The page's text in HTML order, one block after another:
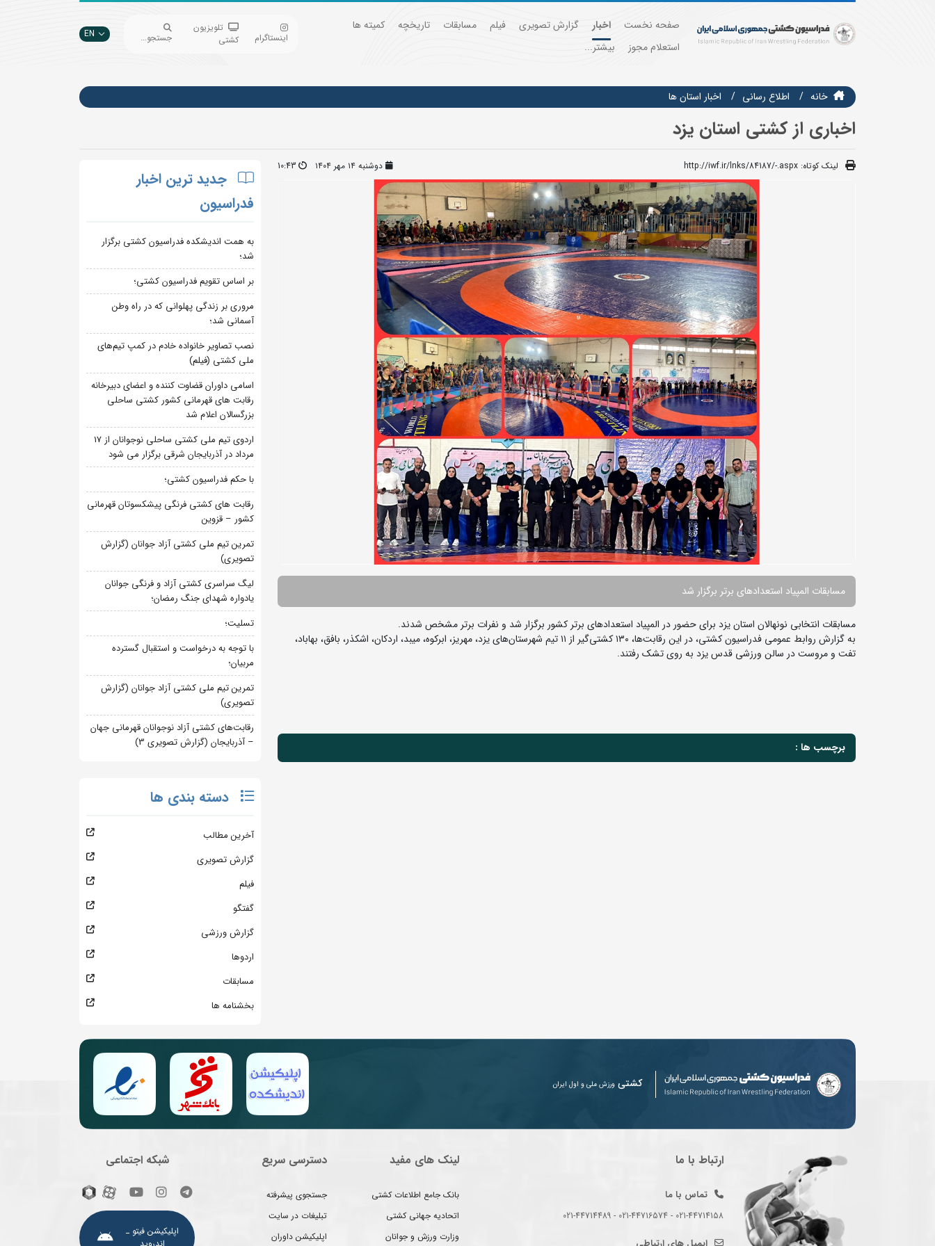
صفحه نخست اخبار گزارش تصویری فیلم مسابقات تاریخچه
کمیته ها
استعلام مجوز
بیشتر...
اینستاگرام
تلویزیون
کشتی
جستجو... EN
خانه اطلاع رسانی اخبار استان ها
اخباری از کشتی استان یزد
لینک کوتاه: http://iwf.ir/lnks/84187/-.aspx دوشنبه ۱۴ مهر ۱۴۰۴ 10:43
مسابقات المپیاد استعدادهای برتر برگزار شد
مسابقات انتخابی نونهالان استان یزد برای حضور در المپیاد استعدادهای برتر کشور برگزار شد و نفرات برتر مشخص شدند.
به گزارش روابط عمومی فدراسیون کشتی، در این رقابت‌ها، ۱۳۰ کشتی‌گیر از ۱۱ تیم شهرستان‌های یزد، مهریز، ابرکوه، میبد، اردکان، اشکذر، بافق، بهاباد،
تفت و مروست در سالن ورزشی قدس یزد به روی تشک رفتند.
برچسب ها :
جدید ترین اخبار
فدراسیون
به همت اندیشکده فدراسیون کشتی برگزار
شد؛
بر اساس تقویم فدراسیون کشتی؛
مروری بر زندگی پهلوانی که در راه وطن
آسمانی شد؛
نصب تصاویر خانواده خادم در کمپ تیم‌های
ملی کشتی (فیلم)
اسامی داوران قضاوت کننده و اعضای دبیرخانه
رقابت های قهرمانی کشور کشتی ساحلی
بزرگسالان اعلام شد
اردوی تیم ملی کشتی ساحلی نوجوانان از 17
مرداد در آذربایجان شرقی برگزار می شود
با حکم فدراسیون کشتی؛
رقابت های کشتی فرنگی پیشکسوتان قهرمانی
کشور – قزوین
تمرین تیم ملی کشتی آزاد جوانان (گزارش
تصویری)
لیگ سراسری کشتی آزاد و فرنگی جوانان
یادواره شهدای جنگ رمضان؛
تسلیت؛
با توجه به درخواست و استقبال گسترده
مربیان؛
تمرین تیم ملی کشتی آزاد جوانان (گزارش
تصویری)
رقابت‌های کشتی آزاد نوجوانان قهرمانی جهان
– آذربایجان (گزارش تصویری 3)
دسته بندی ها
آخرین مطالب
گزارش تصویری
فیلم
گفتگو
گزارش ورزشی
اردوها
مسابقات
بخشنامه ها
کشتی ورزش ملی و اول ایران
ارتباط با ما
تماس با ما
021-44714158 - 021-44716574 - 021-44714489
لینک های مفید
بانک جامع اطلاعات کشتی
اتحادیه جهانی کشتی
وزارت ورزش و جوانان
دسترسی سریع
جستجوی پیشرفته
تبلیغات در سایت
اپلیکیشن داوران
شبکه اجتماعی
اپلیکیشن فیتو ـ